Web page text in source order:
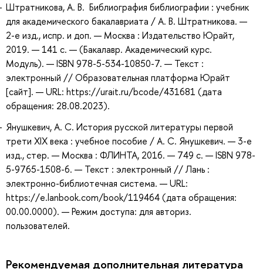
Штратникова, А. В. Библиография библиографии : учебник
для академического бакалавриата / А. В. Штратникова. —
2-е изд., испр. и доп. — Москва : Издательство Юрайт,
2019. — 141 с. — (Бакалавр. Академический курс.
Модуль). — ISBN 978-5-534-10850-7. — Текст :
электронный // Образовательная платформа Юрайт
[сайт]. — URL: https://urait.ru/bcode/431681 (дата
обращения: 28.08.2023).
Янушкевич, А. С. История русской литературы первой
трети XIX века : учебное пособие / А. С. Янушкевич. — 3-е
изд., стер. — Москва : ФЛИНТА, 2016. — 749 с. — ISBN 978-
5-9765-1508-6. — Текст : электронный // Лань :
электронно-библиотечная система. — URL:
https://e.lanbook.com/book/119464 (дата обращения:
00.00.0000). — Режим доступа: для авториз.
пользователей.
Рекомендуемая дополнительная литература